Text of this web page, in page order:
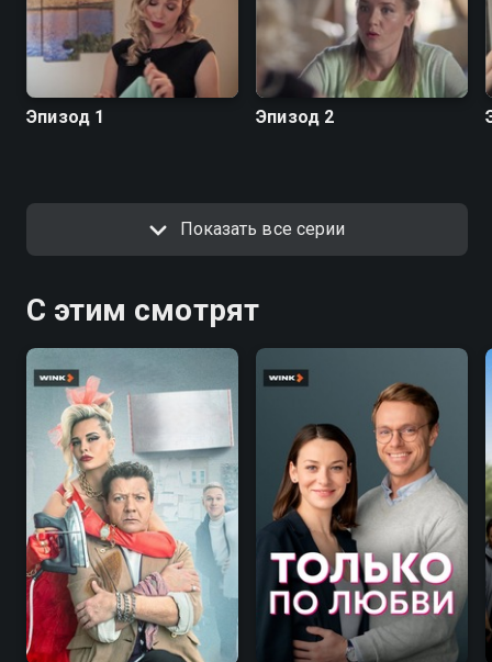
Эпизод 1 Эпизод 2
Показать все серии
С этим смотрят
7.6